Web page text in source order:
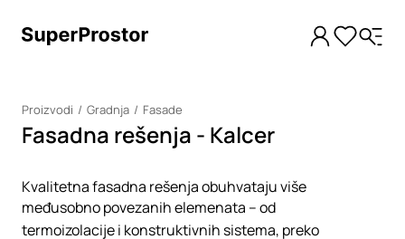
Proizvodi Gradnja Fasade
Fasadna rešenja - Kalcer
Kvalitetna fasadna rešenja obuhvataju više
međusobno povezanih elemenata – od
termoizolacije i konstruktivnih sistema, preko